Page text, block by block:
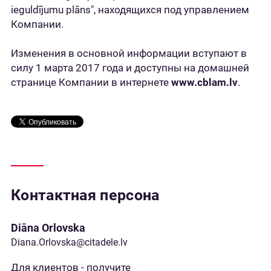
ieguldījumu plāns", находящихся под управлением
Компании.
Изменения в основной информации вступают в
силу 1 марта 2017 года и доступны на домашней
странице Компании в интернете www.cblam.lv.
Контактная персона
Diāna Orlovska
Diana.Orlovska@citadele.lv
Для клиентов - получите